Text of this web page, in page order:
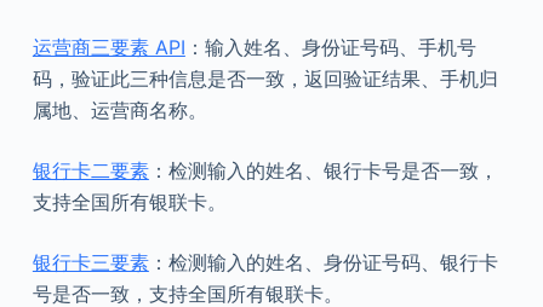
运营商三要素 API ：输入姓名、身份证号码、手机号
码，验证此三种信息是否一致，返回验证结果、手机归
属地、运营商名称。
银行卡二要素：检测输入的姓名、银行卡号是否一致，
支持全国所有银联卡。
银行卡三要素：检测输入的姓名、身份证号码、银行卡
号是否一致，支持全国所有银联卡。